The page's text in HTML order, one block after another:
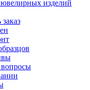
изделий